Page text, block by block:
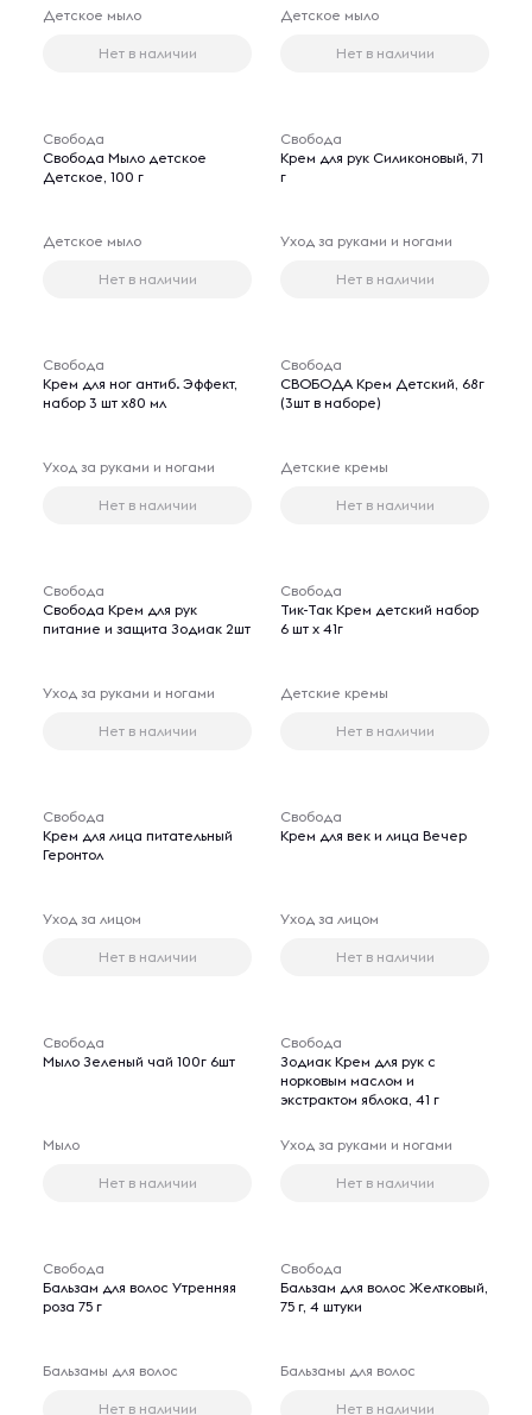
Детское мыло
Нет в наличии
Детское мыло
Нет в наличии
Свобода
Свобода Мыло детское
Детское, 100 г
Детское мыло
Нет в наличии
Свобода
Крем для рук Силиконовый, 71
г
Уход за руками и ногами
Нет в наличии
Свобода
Крем для ног антиб. Эффект,
набор 3 шт х80 мл
Уход за руками и ногами
Нет в наличии
Свобода
СВОБОДА Крем Детский, 68г
(3шт в наборе)
Детские кремы
Нет в наличии
Свобода
Свобода Крем для рук
питание и защита Зодиак 2шт
Уход за руками и ногами
Нет в наличии
Свобода
Тик-Так Крем детский набор
6 шт х 41г
Детские кремы
Нет в наличии
Свобода
Крем для лица питательный
Геронтол
Уход за лицом
Нет в наличии
Свобода
Крем для век и лица Вечер
Уход за лицом
Нет в наличии
Свобода
Мыло Зеленый чай 100г 6шт
Мыло
Нет в наличии
Свобода
Зодиак Крем для рук с
норковым маслом и
экстрактом яблока, 41 г
Уход за руками и ногами
Нет в наличии
Свобода
Бальзам для волос Утренняя
роза 75 г
Бальзамы для волос
Нет в наличии
Свобода
Бальзам для волос Желтковый,
75 г, 4 штуки
Бальзамы для волос
Нет в наличии